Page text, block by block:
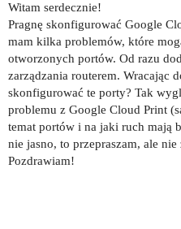
Witam serdecznie!
Pragnę skonfigurować Google
mam kilka problemów, które
otworzonych portów. Od razu
zarządzania routerem. Wracając
skonfigurować te porty? Tak
problemu z Google Cloud Print
temat portów i na jaki ruch mają
nie jasno, to przepraszam, ale
Pozdrawiam!